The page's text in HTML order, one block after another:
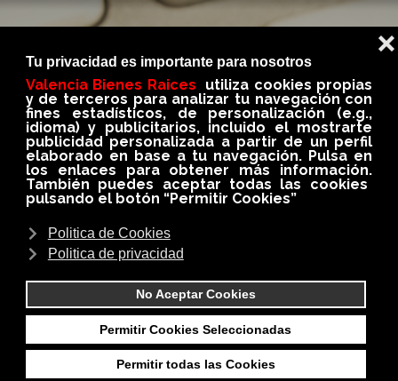
BLOG
En nuestro BLOG conseguirás siempre información
importante, util e interesante del medio
inmobiliario